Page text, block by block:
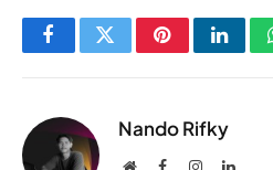
FacebookTwitterPinterest
Nando Rifky
WebsiteFacebookInstagram